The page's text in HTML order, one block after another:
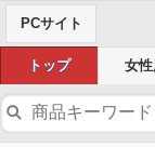
PCサイト
トップ 女性